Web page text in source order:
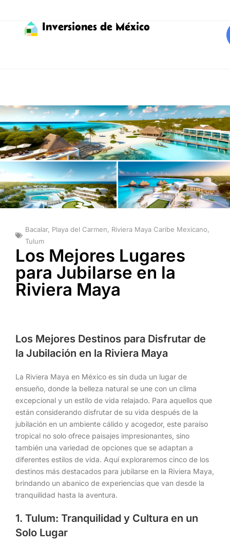
Inversiones de México
Bacalar, Playa del Carmen, Riviera Maya Caribe Mexicano,
Tulum
Los Mejores Lugares
para Jubilarse en la
Riviera Maya
Los Mejores Destinos para Disfrutar de
la Jubilación en la Riviera Maya
La Riviera Maya en México es sin duda un lugar de
ensueño, donde la belleza natural se une con un clima
excepcional y un estilo de vida relajado. Para aquellos que
están considerando disfrutar de su vida después de la
jubilación en un ambiente cálido y acogedor, este paraíso
tropical no solo ofrece paisajes impresionantes, sino
también una variedad de opciones que se adaptan a
diferentes estilos de vida. Aquí exploraremos cinco de los
destinos más destacados para jubilarse en la Riviera Maya,
brindando un abanico de experiencias que van desde la
tranquilidad hasta la aventura.
1. Tulum: Tranquilidad y Cultura en un
Solo Lugar